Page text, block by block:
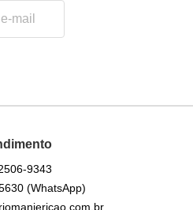
9343
(WhatsApp)